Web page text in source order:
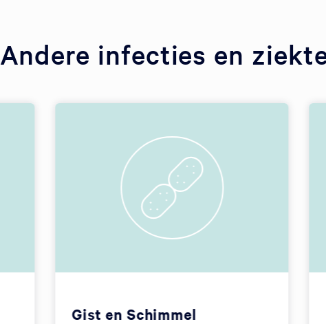
Andere infecties en
Gist en Schimmel